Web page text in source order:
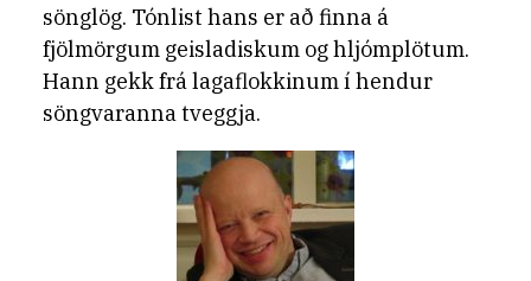
sönglög. Tónlist hans er að finna á
fjölmörgum geisladiskum og hljómplötum.
Hann gekk frá lagaflokkinum í hendur
söngvaranna tveggja.